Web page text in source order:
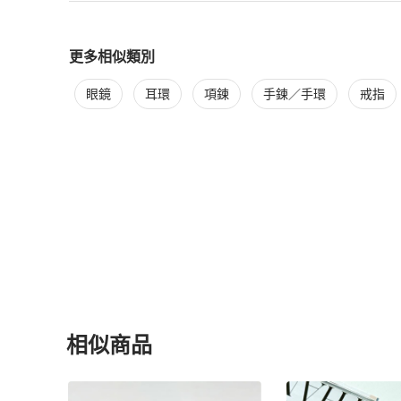
更多相似類別
更多Cartier 女士配件相似商品推薦
眼鏡 耳環 項鍊 手鍊／手環 戒指
相似商品
更多相似Cartier女士配件推薦精品